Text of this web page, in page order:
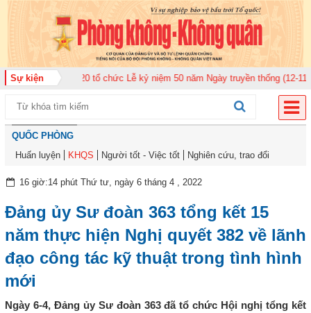
Sự kiện
Không quân 920 tổ chức Lễ kỷ niệm 50 năm Ngày truyền thống (12-11-1975/
QUỐC PHÒNG
Huấn luyện
KHQS Người tốt - Việc tốt Nghiên cứu, trao đổi
16 giờ:14 phút Thứ tư, ngày 6 tháng 4 , 2022
Đảng ủy Sư đoàn 363 tổng kết 15
năm thực hiện Nghị quyết 382 về lãnh
đạo công tác kỹ thuật trong tình hình
mới
Ngày 6-4, Đảng ủy Sư đoàn 363 đã tổ chức Hội nghị tổng kết